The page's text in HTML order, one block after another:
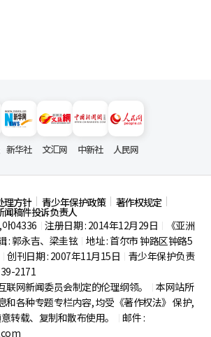
新华社 文汇网 中新社 人民网
理方针 青少年保护政策 著作权规定
闻稿件投诉负责人
아04336 注册日期 : 2014年12月29日
《亚洲
: 郭永吉、梁圭铉 地址 : 首尔市钟路区钟路5
创刊日期 : 2007年11月15日
青少年保护负责
2171
联网新闻委员会制定的伦理纲领。
本网站所
和各种专题专栏内容, 均受《著作权法》 保护,
转载、复制和散布使用。
邮件 :